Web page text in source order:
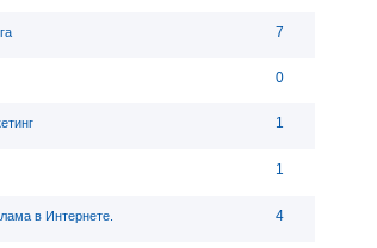
7
0
1
1
в Интернете. 4